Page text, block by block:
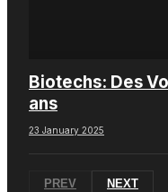
Biotechs: Des
ans
23 January 2025
PREV NEXT